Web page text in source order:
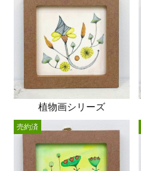
植物画シリーズ
売約済